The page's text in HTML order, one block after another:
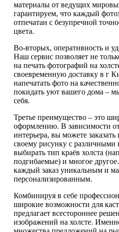
материалы от ведущих
гарантируем, что каждый
отпечатан с безупречной
цвета.
Во-вторых, оперативность и
Наш сервис позволяет не
на печать фотографий на
своевременную доставку в г
напечатать фото на
покидать уют вашего дома –
себя.
Третье преимущество – это
оформлению. В зависимости
интерьера, вы можете
своему рисунку с
выбирать тип краёв холста
подгибаемые) и многое
каждый заказ уникальным и
персонализированным.
Комбинируя в себе
широкие возможности для
предлагает всестороннее
изображений на холсте.